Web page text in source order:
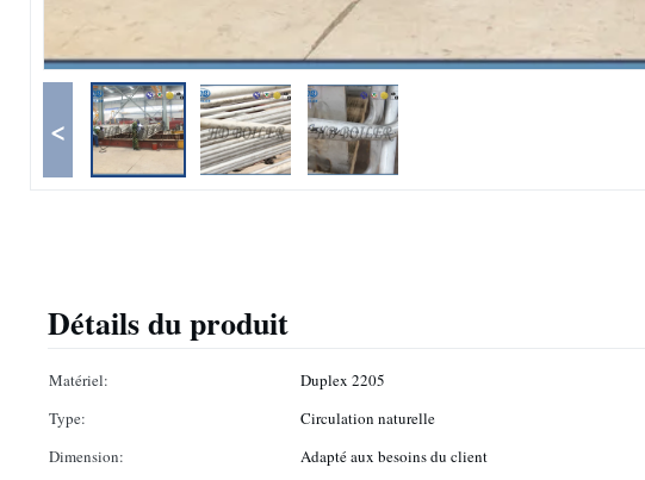
<
Détails du produit
Matériel: Duplex 2205
Type:
Circulation naturelle
Dimension:
Adapté aux besoins du client